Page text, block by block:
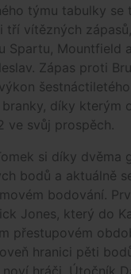
týmu tabulky se
tří vítězných
Spartu, Mountfield
Zápas proti
šestnáctiletého
díky kterým
ve svůj prospěch.
si díky dvěma
bodů a aktuálně
bodování.
Jones, který do
přestupovém
hranici pěti
hráči. Útočník